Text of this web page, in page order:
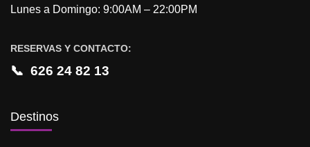
Lunes a Domingo: 9:00AM – 22:00PM
RESERVAS Y CONTACTO:
📞 626 24 82 13
Destinos